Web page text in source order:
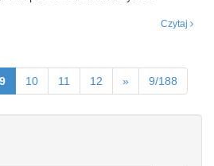
Czytaj
9 10 11 12 » 9/188